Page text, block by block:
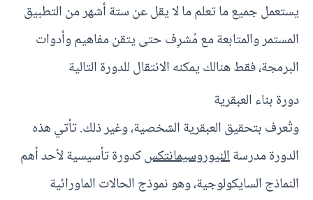
يستعمل جميع ما تعلم ما لا يقل عن ستة أشهر من التطبيق
المستمر والمتابعة مع مُشرِف حتى يتقن مفاهيم وأدوات
البرمجة، فقط هنالك يمكنه الانتقال للدورة التالية
دورة بناء العبقرية
وتُعرف بتحقيق العبقرية الشخصية، وغير ذلك. تأتي هذه
الدورة مدرسةالنيوروسيمانتكسكدورة تأسيسية لأحد أهم
النماذج السايكولوجية، وهو نموذج الحالات الماورائية